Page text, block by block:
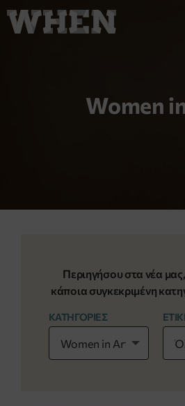
Women
Περιηγήσου στα νέα
κάποια συγκεκριμένη
ΚΑΤΗΓΟΡΙΕΣ